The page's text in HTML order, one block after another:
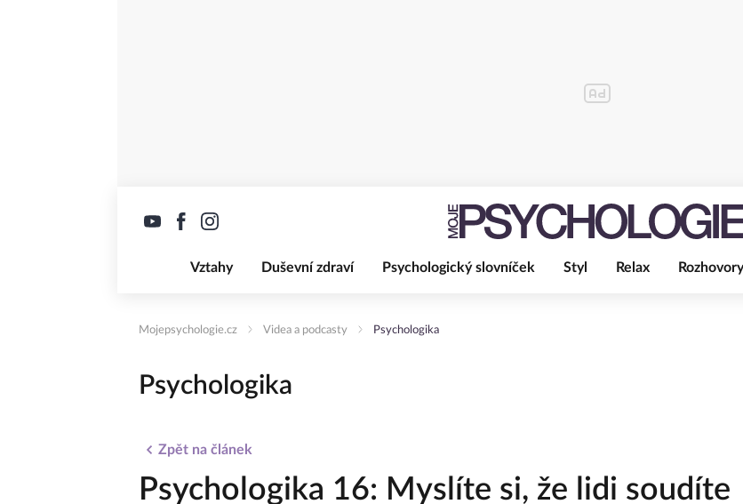
Vztahy Duševní zdraví Psychologický slovníček Styl Relax Rozhovory
Mojepsychologie.cz Videa a podcasty Psychologika
Psychologika
Zpět na článek
Psychologika 16: Myslíte si, že lidi soudíte